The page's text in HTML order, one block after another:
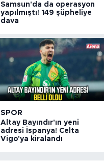
Samsun'da da operasyon
yapılmıştı! 149 şüpheliye
dava
SPOR
Altay Bayındır'ın yeni
adresi İspanya! Celta
Vigo'ya kiralandı